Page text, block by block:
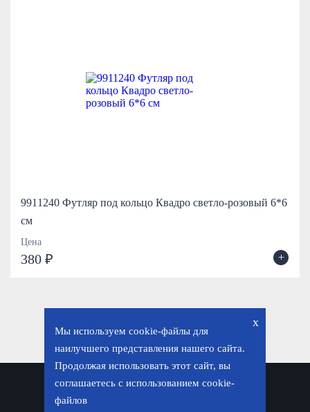
9911240 Футляр под кольцо Квадро светло-розовый 6*6
см
Цена
380 ₽ +
x
Мы используем cookie-файлы для
наилучшего представления нашего сайта.
Продолжая использовать этот сайт, вы
соглашаетесь с использованием cookie-
файлов